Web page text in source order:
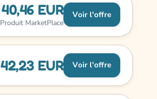
40,46 EUR
Produit MarketPlace
Voir l'offre
42,23 EUR Voir l'offre